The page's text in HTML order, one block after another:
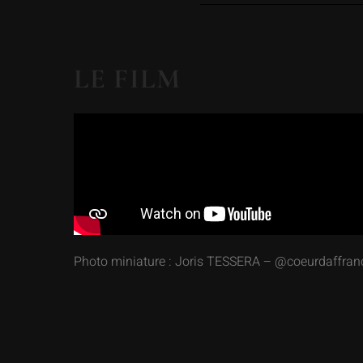
LE FILM
Photo miniature : Joris TESSERA –